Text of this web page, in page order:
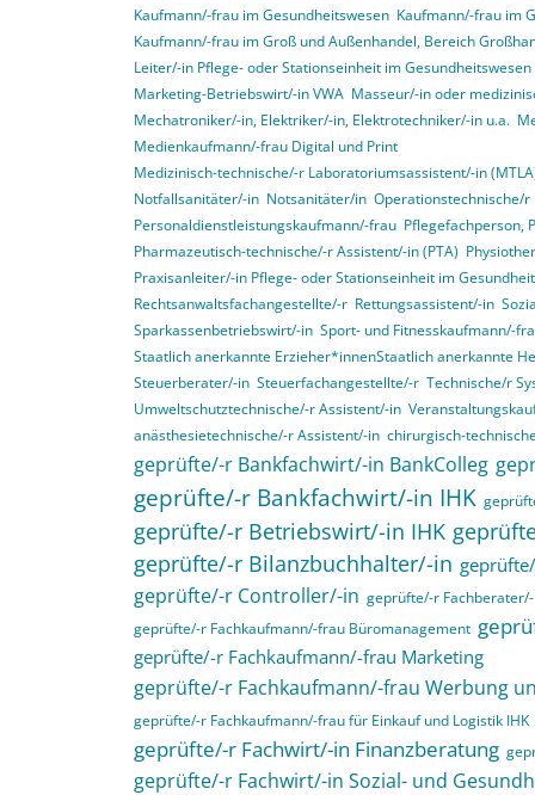
Kaufmann/-frau im Gesundheitswesen Kaufmann/-frau im
Kaufmann/-frau im Groß und Außenhandel, Bereich
Leiter/-in Pflege- oder Stationseinheit im Gesundheitswesen
Marketing-Betriebswirt/-in VWA Masseur/-in oder
Mechatroniker/-in, Elektriker/-in, Elektrotechniker/-in u.a.
Medienkaufmann/-frau Digital und Print
Medizinisch-technische/-r Laboratoriumsassistent/-in
Notfallsanitäter/-in Notsanitäter/in Operationstechnische/
Personaldienstleistungskaufmann/-frau Pflegefachperson,
Pharmazeutisch-technische/-r Assistent/-in (PTA)
Praxisanleiter/-in Pflege- oder Stationseinheit im
Rechtsanwaltsfachangestellte/-r Rettungsassistent/-in
Sparkassenbetriebswirt/-in Sport- und Fitnesskaufmann/-
Staatlich anerkannte Erzieher*innenStaatlich anerkannte
Steuerberater/-in Steuerfachangestellte/-r Technische/r
Umweltschutztechnische/-r Assistent/-in
anästhesietechnische/-r Assistent/-in chirurgisch-
geprüfte/-r Bankfachwirt/-in BankColleg
geprüfte/-r Bankfachwirt/-in IHK
geprüfte/-r Betriebswirt/-in IHK
geprüfte/-r Bilanzbuchhalter/-in
geprüfte/-r Controller/-in geprüfte/-r
geprüfte/-r Fachkaufmann/-frau Büromanagement
geprüfte/-r Fachkaufmann/-frau Marketing
geprüfte/-r Fachkaufmann/-frau Werbung
geprüfte/-r Fachkaufmann/-frau für Einkauf und Logistik IHK
geprüfte/-r Fachwirt/-in Finanzberatung
geprüfte/-r Fachwirt/-in Sozial- und